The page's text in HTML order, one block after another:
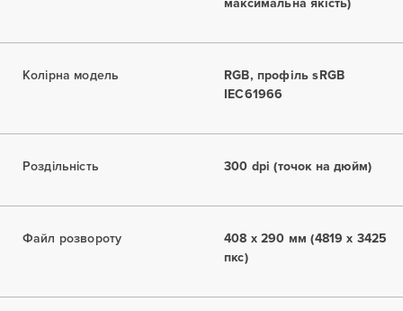
максимальна якість)
Колірна модель
RGB, профіль sRGB
IEC61966
Роздільність 300 dpi (точок на дюйм)
Файл розвороту
408 x 290 мм (4819 x 3425
пкс)